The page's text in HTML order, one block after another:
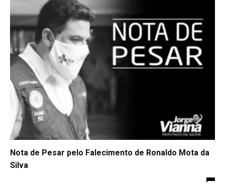
Nota de Pesar pelo Falecimento de Ronaldo Mota da
Silva